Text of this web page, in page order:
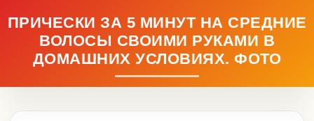
ПРИЧЕСКИ ЗА 5 МИНУТ НА СРЕДНИЕ
ВОЛОСЫ СВОИМИ РУКАМИ В
ДОМАШНИХ УСЛОВИЯХ. ФОТО